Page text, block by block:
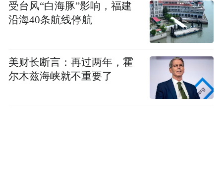
受台风“白海豚”影响，福建
沿海40条航线停航
美财长断言：再过两年，霍
尔木兹海峡就不重要了